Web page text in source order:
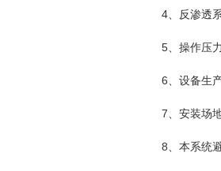
4、反渗透
5、操作压
6、设备生
7、安装场
8、本系统